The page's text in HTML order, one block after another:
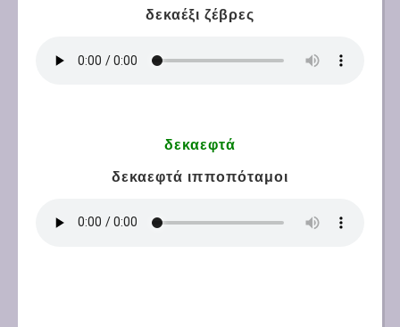
δεκαέξι ζέβρες
δεκαεφτά
δεκαεφτά ιπποπόταμοι